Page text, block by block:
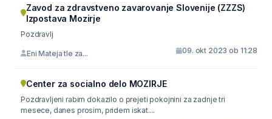
Zavod za zdravstveno zavarovanje Slovenije (ZZZS)
Izpostava Mozirje
Pozdravlj
Eni Mateja tle za... 09. okt 2023 ob 11:28
Center za socialno delo MOZIRJE
Pozdravljeni rabim dokazilo o prejeti pokojnini za zadnje tri
mesece, danes prosim, pridem iskat....